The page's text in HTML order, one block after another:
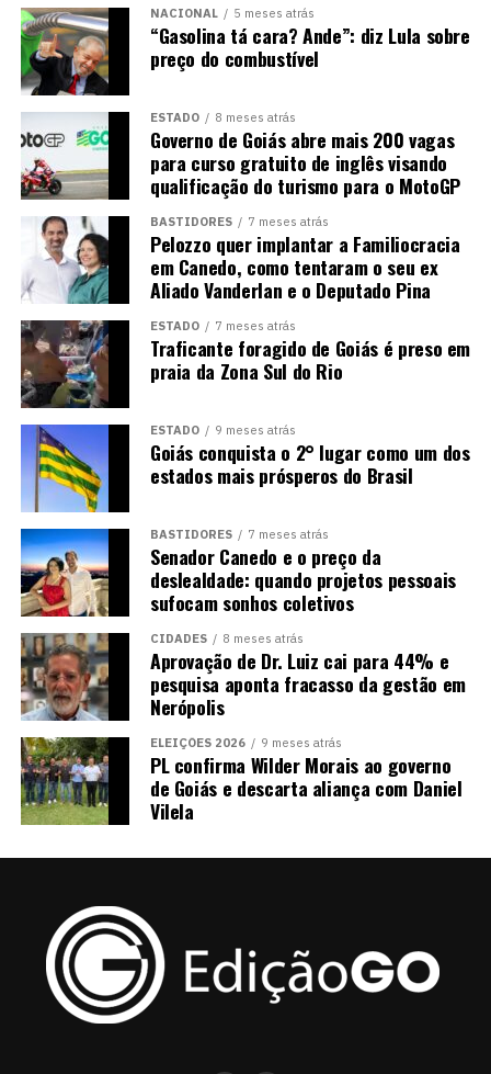
NACIONAL 5 meses atrás
“Gasolina tá cara? Ande”: diz Lula sobre
preço do combustível
ESTADO 8 meses atrás
Governo de Goiás abre mais 200 vagas
para curso gratuito de inglês visando
qualificação do turismo para o MotoGP
BASTIDORES 7 meses atrás
Pelozzo quer implantar a Familiocracia
em Canedo, como tentaram o seu ex
Aliado Vanderlan e o Deputado Pina
ESTADO 7 meses atrás
Traficante foragido de Goiás é preso em
praia da Zona Sul do Rio
ESTADO 9 meses atrás
Goiás conquista o 2° lugar como um dos
estados mais prósperos do Brasil
BASTIDORES 7 meses atrás
Senador Canedo e o preço da
deslealdade: quando projetos pessoais
sufocam sonhos coletivos
CIDADES 8 meses atrás
Aprovação de Dr. Luiz cai para 44% e
pesquisa aponta fracasso da gestão em
Nerópolis
ELEIÇÕES 2026 9 meses atrás
PL confirma Wilder Morais ao governo
de Goiás e descarta aliança com Daniel
Vilela